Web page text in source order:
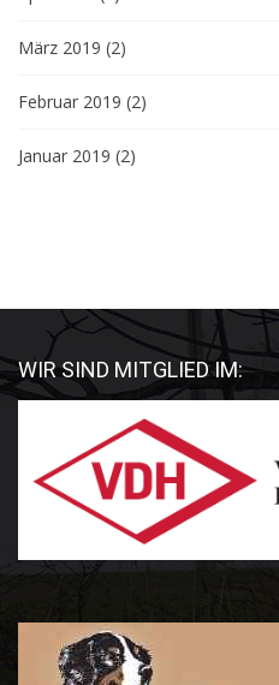
März 2019 (2)
Februar 2019 (2)
Januar 2019 (2)
WIR SIND MITGLIED IM: